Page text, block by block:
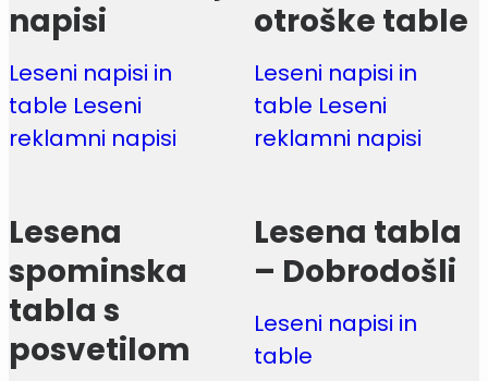
napisi
Leseni napisi in
table Leseni
reklamni napisi
otroške table
Leseni napisi in
table Leseni
reklamni napisi
Lesena
spominska
tabla s
posvetilom
Lesena tabla
– Dobrodošli
Leseni napisi in
table